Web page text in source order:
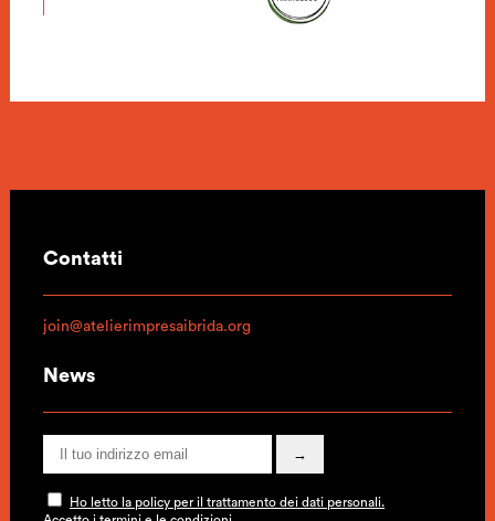
Contatti
join@atelierimpresaibrida.org
News
Ho letto la policy per il trattamento dei dati personali.